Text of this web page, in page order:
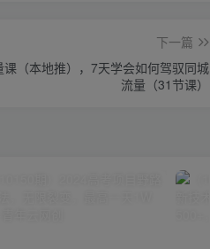
下一篇
课（本地推），7天学会如何驾驭同城
流量（31节课）